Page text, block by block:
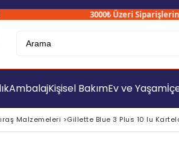
3000₺ Üzeri
AmbalajKişisel BakımEv ve Yaşam
Malzemeleri >Gillette Blue 3 Plus 10 lu